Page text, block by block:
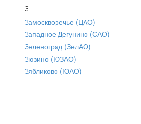
З
Замоскворечье (ЦАО)
Западное Дегунино (САО)
Зеленоград (ЗелАО)
Зюзино (ЮЗАО)
Зябликово (ЮАО)